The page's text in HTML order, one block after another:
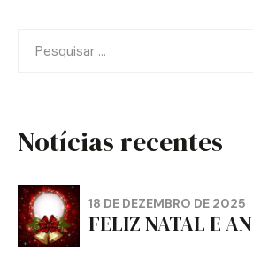
por:
Notícias recentes
18 DE DEZEMBRO DE 2025
FELIZ NATAL E